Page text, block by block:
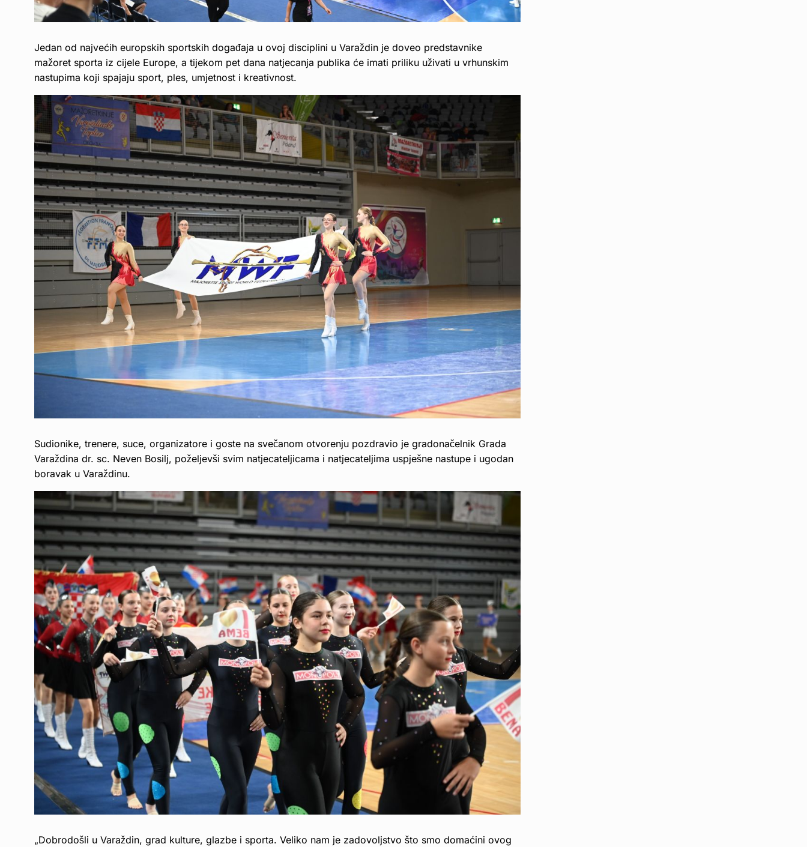
Jedan od najvećih europskih sportskih događaja u ovoj disciplini u Varaždin je doveo predstavnike
mažoret sporta iz cijele Europe, a tijekom pet dana natjecanja publika će imati priliku uživati u vrhunskim
nastupima koji spajaju sport, ples, umjetnost i kreativnost.
Sudionike, trenere, suce, organizatore i goste na svečanom otvorenju pozdravio je gradonačelnik Grada
Varaždina dr. sc. Neven Bosilj, poželjevši svim natjecateljicama i natjecateljima uspješne nastupe i ugodan
boravak u Varaždinu.
„Dobrodošli u Varaždin, grad kulture, glazbe i sporta. Veliko nam je zadovoljstvo što smo domaćini ovog